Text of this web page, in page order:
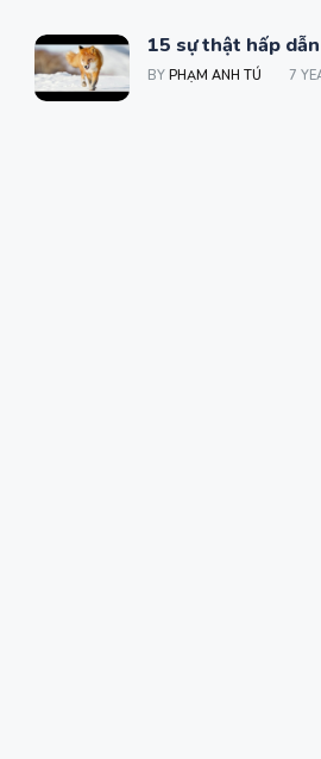
15 sự thật hấp
BY PHẠM ANH TÚ 7